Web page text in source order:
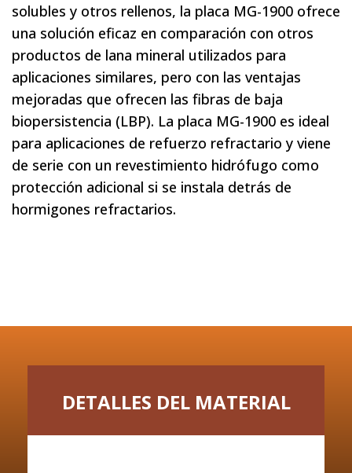
solubles y otros rellenos, la placa MG-1900 ofrece
una solución eficaz en comparación con otros
productos de lana mineral utilizados para
aplicaciones similares, pero con las ventajas
mejoradas que ofrecen las fibras de baja
biopersistencia (LBP). La placa MG-1900 es ideal
para aplicaciones de refuerzo refractario y viene
de serie con un revestimiento hidrófugo como
protección adicional si se instala detrás de
hormigones refractarios.
DETALLES DEL MATERIAL